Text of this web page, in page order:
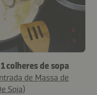
1 colheres de sopa
de Massa de
Soja)